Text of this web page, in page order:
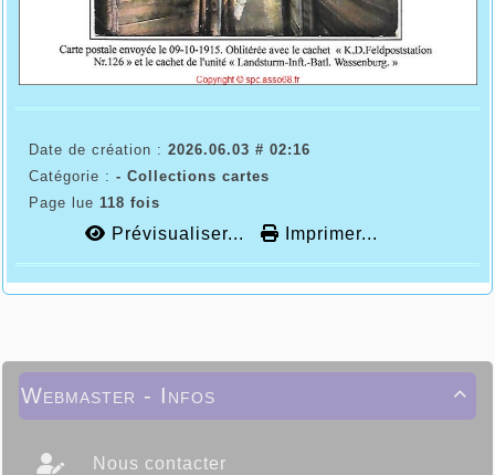
Date de création : 2026.06.03 # 02:16
Catégorie : - Collections cartes
Page lue 118 fois
Prévisualiser... Imprimer...

Webmaster - Infos
Nous contacter